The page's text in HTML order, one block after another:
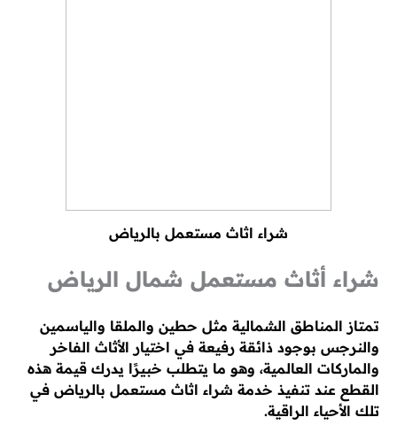
شراء اثاث مستعمل بالرياض
شراء أثاث مستعمل شمال الرياض
تمتاز المناطق الشمالية مثل حطين والملقا والياسمين
والنرجس بوجود ذائقة رفيعة في اختيار الأثاث الفاخر
والماركات العالمية، وهو ما يتطلب خبيرًا يدرك قيمة هذه
القطع عند تنفيذ خدمة شراء اثاث مستعمل بالرياض في
تلك الأحياء الراقية.